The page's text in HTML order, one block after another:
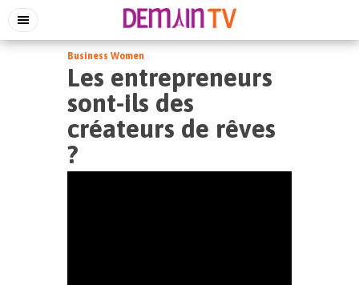
Business Women
Les entrepreneurs
sont-ils des
créateurs de rêves
?